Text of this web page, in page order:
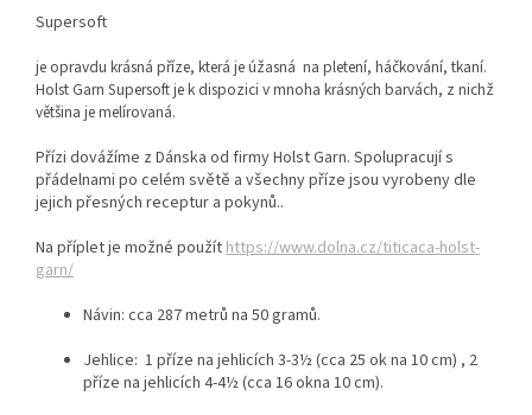
Supersoft
je opravdu krásná příze, která je úžasná na pletení, háčkování, tkaní.
Holst Garn Supersoft je k dispozici v mnoha krásných barvách, z nichž
většina je melírovaná.
Přízi dovážíme z Dánska od firmy Holst Garn. Spolupracují s
přádelnami po celém světě a všechny příze jsou vyrobeny dle
jejich přesných receptur a pokynů..
Na příplet je možné použíthttps://www.dolna.cz/titicaca-holst-
garn/
Návin: cca 287 metrů na 50 gramů.
Jehlice: 1 příze na jehlicích 3-3½ (cca 25 ok na 10 cm) , 2
příze na jehlicích 4-4½ (cca 16 okna 10 cm).